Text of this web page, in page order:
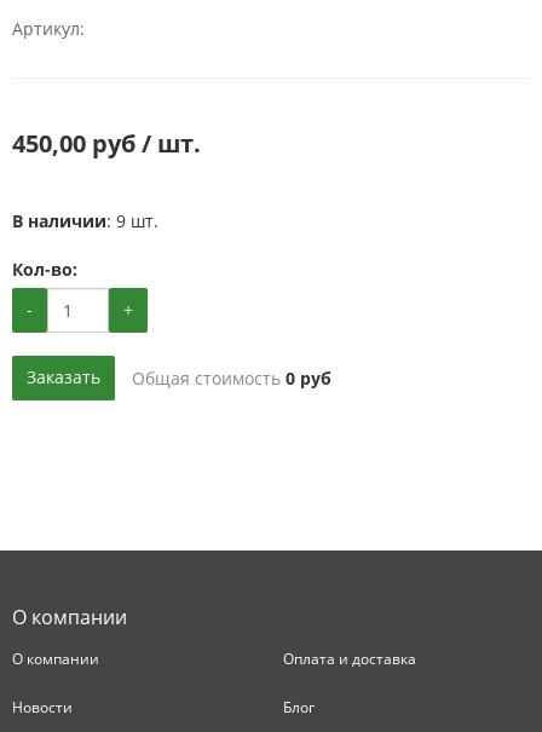
Артикул:
450,00 руб / шт.
В наличии: 9 шт.
Кол-во:
-
+
Заказать Общая стоимость 0 руб
О компании
О компании Оплата и доставка
Новости Блог